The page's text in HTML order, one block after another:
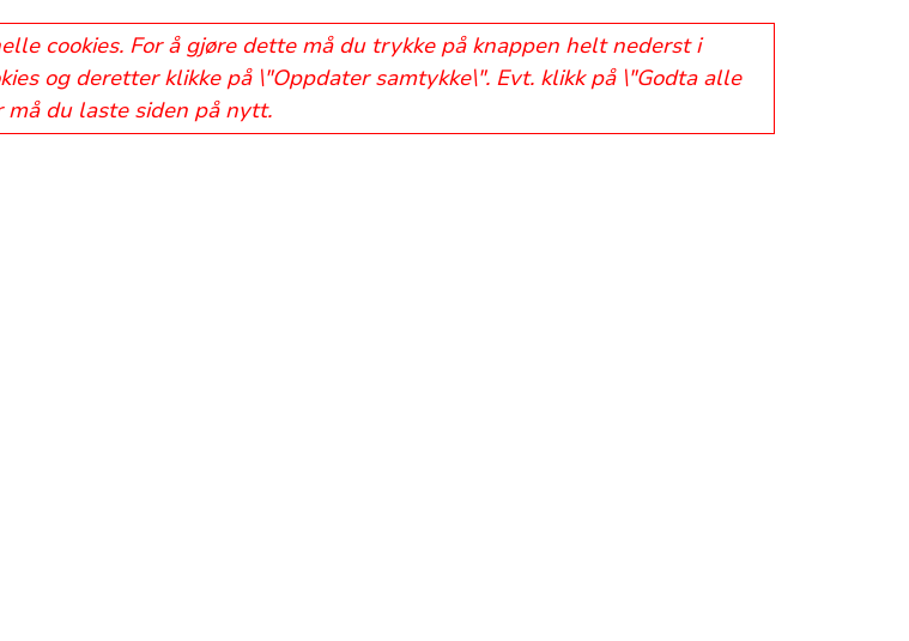
cookies. For å gjøre dette må du trykke på knappen helt nederst i
og deretter klikke på \"Oppdater samtykke\". Evt. klikk på \"Godta alle
må du laste siden på nytt.